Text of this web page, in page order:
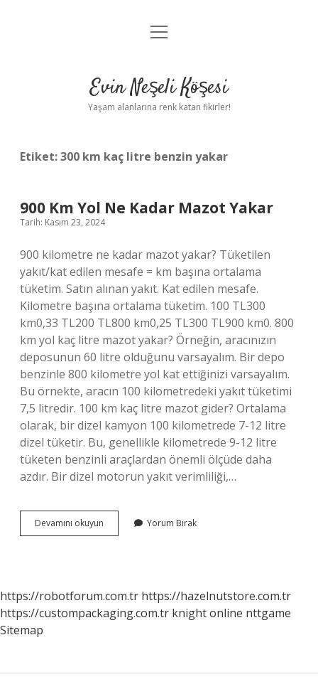
Anasayfa
Yasal Uyarı
menüyü
Evin Neşeli Köşesi
Yaşam alanlarına renk katan fikirler!
Etiket:300 km kaç litre benzin yakar
900 Km Yol Ne Kadar Mazot Yakar
Tarih: Kasım 23, 2024
900 kilometre ne kadar mazot yakar? Tüketilen
yakıt/kat edilen mesafe = km başına ortalama
tüketim. Satın alınan yakıt. Kat edilen mesafe.
Kilometre başına ortalama tüketim. 100 TL300
km0,33 TL200 TL800 km0,25 TL300 TL900 km0. 800
km yol kaç litre mazot yakar? Örneğin, aracınızın
deposunun 60 litre olduğunu varsayalım. Bir depo
benzinle 800 kilometre yol kat ettiğinizi varsayalım.
Bu örnekte, aracın 100 kilometredeki yakıt tüketimi
7,5 litredir. 100 km kaç litre mazot gider? Ortalama
olarak, bir dizel kamyon 100 kilometrede 7-12 litre
dizel tüketir. Bu, genellikle kilometrede 9-12 litre
tüketen benzinli araçlardan önemli ölçüde daha
azdır. Bir dizel motorun yakıt verimliliği,…
Devamını okuyun
Km
Yakar
Yorum Bırak
https://robotforum.com.tr https://hazelnutstore.com.tr
https://custompackaging.com.tr knight online nttgame
Sitemap